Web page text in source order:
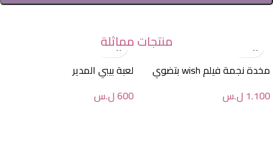
منتجات مماثلة
مخدة نجمة فيلم wish بتضوي
1.100 ل.س
لعبة بيبي المدير
600 ل.س